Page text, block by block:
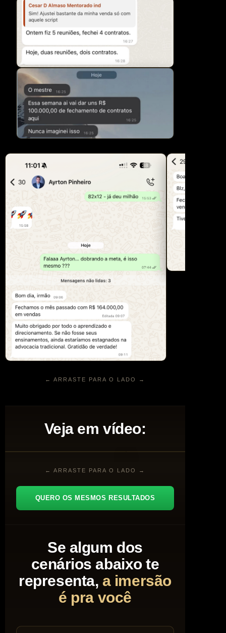
← ARRASTE PARA O LADO →
Veja em vídeo:
← ARRASTE PARA O LADO →
QUERO OS MESMOS RESULTADOS
Se algum dos
cenários abaixo te
representa, a imersão
é pra você